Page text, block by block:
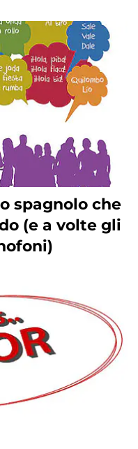
spagnolo che
(e a volte gli